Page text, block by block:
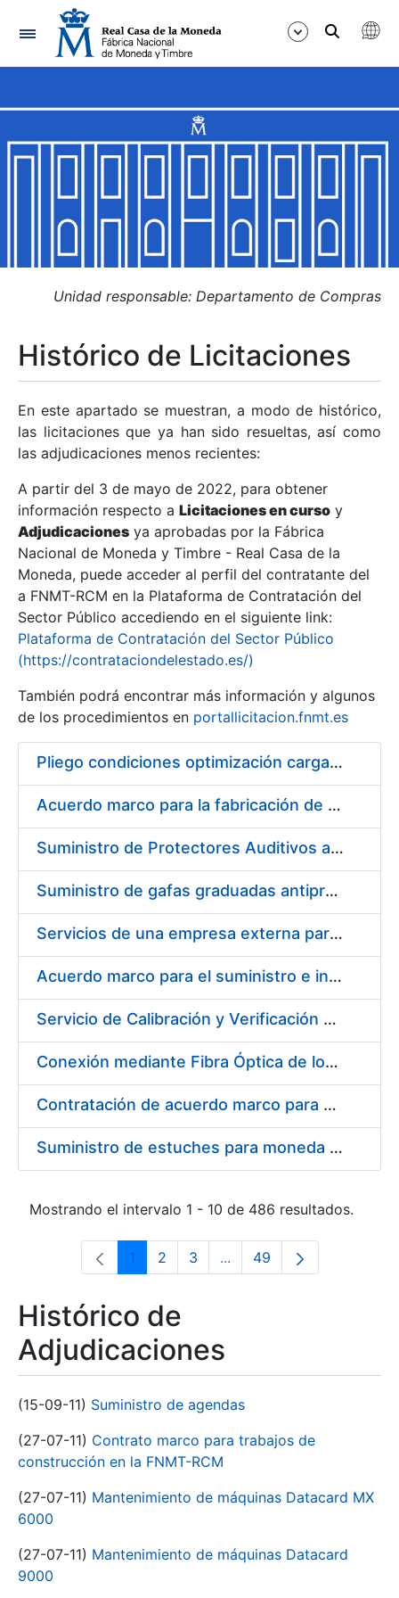
Navegación
Mostrar/Ocultar
Mostrar/Ocultar
Mostrar/Ocultar
Mostrar/Ocultar
Mostrar/Ocultar
Mostrar/Ocultar
Unidad responsable: Departamento de Compras
Histórico de Licitaciones
En este apartado se muestran, a modo de histórico,
las licitaciones que ya han sido resueltas, así como
las adjudicaciones menos recientes:
A partir del 3 de mayo de 2022, para obtener
información respecto a Licitaciones en curso y
Adjudicaciones ya aprobadas por la Fábrica
Nacional de Moneda y Timbre - Real Casa de la
Moneda, puede acceder al perfil del contratante del
a FNMT-RCM en la Plataforma de Contratación del
Sector Público accediendo en el siguiente link:
Plataforma de Contratación del Sector Público
(https://contrataciondelestado.es/)
También podrá encontrar más información y algunos
de los procedimientos en portallicitacion.fnmt.es
Pliego condiciones optimización cargas compras firmado
Acuerdo marco para la fabricación de piezas
Suministro de Protectores Auditivos a medida para las personas trabajadoras de los Centros de Trabajo de Madrid y Burgos
Suministro de gafas graduadas antiproyecciones para los trabajadores de la FNMT-RCM en los centros de trabajo de Madrid y Burgos
Servicios de una empresa externa para el asesoramiento y resolución de los recursos de alzada que se presentan relacionados con procesos de selección para la FNMT-RCM
Acuerdo marco para el suministro e instalación de persianas, estores y otros complementos
Servicio de Calibración y Verificación Externa de los Equipos de Medición del Servicio de Prevención de la FNMT-RCM
Conexión mediante Fibra Óptica de los Centros de Proceso de Datos (CPDs) de las sedes de la FNMT-RCM de Burgos y Madrid
Contratación de acuerdo marco para el Suministro de Material de Electricidad para la Fábrica Nacional de Moneda y Timbre-Real Casa de la Moneda en su centro de trabajo de Burgos
Suministro de estuches para moneda de 30 €
Mostrando el intervalo 1 - 10 de 486 resultados.
Página
1 Página
2 Página
3 ...Páginas intermedias Use
Página
49
Histórico de
Adjudicaciones
(15-09-11) Suministro de agendas
(27-07-11) Contrato marco para trabajos de
construcción en la FNMT-RCM
(27-07-11) Mantenimiento de máquinas Datacard MX
6000
(27-07-11) Mantenimiento de máquinas Datacard
9000